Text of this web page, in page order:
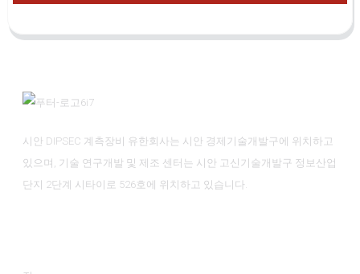
시안 DIPSEC 계측장비 유한회사는 시안 경제기술개발구에 위치하고
있으며, 기술 연구개발 및 제조 센터는 시안 고신기술개발구 정보산업
단지 2단계 시타이로 526호에 위치하고 있습니다.